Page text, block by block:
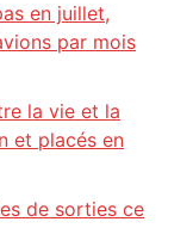
en juillet,
par mois
la vie et la
et placés en
de sorties ce